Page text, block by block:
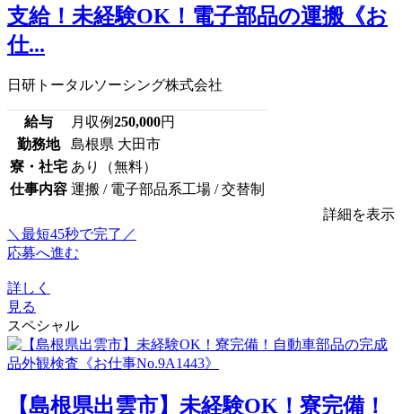
支給！未経験OK！電子部品の運搬《お
仕...
日研トータルソーシング株式会社
給与 月収例250,000円
勤務地
島根県 大田市
寮・社宅 あり（無料）
仕事内容 運搬 / 電子部品系工場 / 交替制
詳細を表示
＼最短45秒で完了／
応募へ進む
詳しく
見る
スペシャル
【島根県出雲市】未経験OK！寮完備！